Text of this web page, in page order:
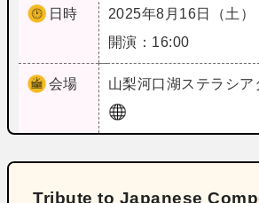
日時
2025年8月16日（土）
開演：16:00
会場 山梨河口湖ステラシア
Tribute to Japanese